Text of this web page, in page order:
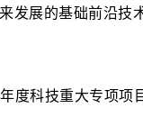
发展的基础前沿技
度科技重大专项项